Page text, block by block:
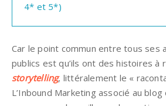
4* et 5*)
Car le point commun entre tous ses
publics est qu’ils ont des histoires à
storytelling, littéralement le «
L’Inbound Marketing associé au